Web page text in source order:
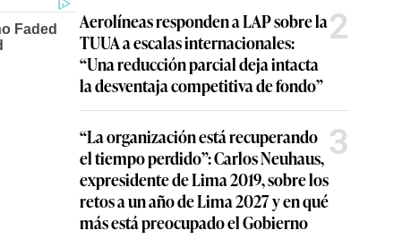
Aerolíneas responden a LAP sobre la
TUUA a escalas internacionales:
“Una reducción parcial deja intacta
la desventaja competitiva de fondo”
2
“La organización está recuperando
el tiempo perdido”: Carlos Neuhaus,
expresidente de Lima 2019, sobre los
retos a un año de Lima 2027 y en qué
más está preocupado el Gobierno
3